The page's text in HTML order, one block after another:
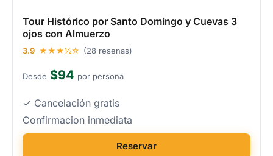
Tour Histórico por Santo Domingo y Cuevas 3
ojos con Almuerzo
3.9 ★★★½☆ (28 resenas)
Desde $94 por persona
✓ Cancelación gratis
Confirmacion inmediata
Reservar